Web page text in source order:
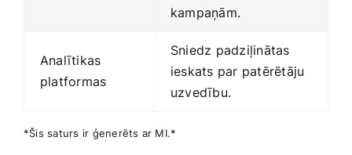
kampaņām.
Analītikas
platformas
Sniedz padziļinātas
ieskats par patērētāju
uzvedību.
*Šis saturs ir ģenerēts ar MI.*